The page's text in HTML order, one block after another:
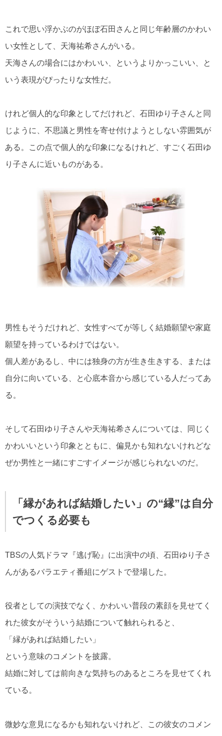
これで思い浮かぶのがほぼ石田さんと同じ年齢層のかわい
い女性として、天海祐希さんがいる。
天海さんの場合にはかわいい、というよりかっこいい、と
いう表現がぴったりな女性だ。
けれど個人的な印象としてだけれど、石田ゆり子さんと同
じように、不思議と男性を寄せ付けようとしない雰囲気が
ある。この点で個人的な印象になるけれど、すごく石田ゆ
り子さんに近いものがある。
男性もそうだけれど、女性すべてが等しく結婚願望や家庭
願望を持っているわけではない。
個人差があるし、中には独身の方が生き生きする、または
自分に向いている、と心底本音から感じている人だってあ
る。
そして石田ゆり子さんや天海祐希さんについては、同じく
かわいいという印象とともに、偏見かも知れないけれどな
ぜか男性と一緒にすごすイメージが感じられないのだ。
「縁があれば結婚したい」の“縁”は自分
でつくる必要も
TBSの人気ドラマ『逃げ恥』に出演中の頃、石田ゆり子さ
んがあるバラエティ番組にゲストで登場した。
役者としての演技でなく、かわいい普段の素顔を見せてく
れた彼女がそういう結婚について触れられると、
「縁があれば結婚したい」
という意味のコメントを披露。
結婚に対しては前向きな気持ちのあるところを見せてくれ
ている。
微妙な意見になるかも知れないけれど、この彼女のコメン